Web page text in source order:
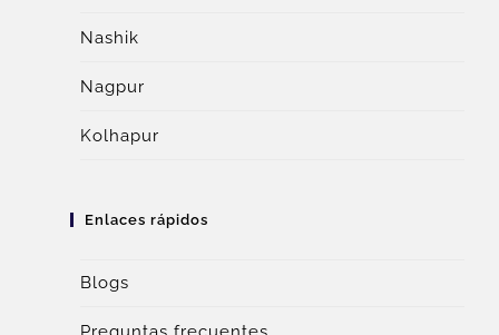
Nashik
Nagpur
Kolhapur
Enlaces rápidos
Blogs